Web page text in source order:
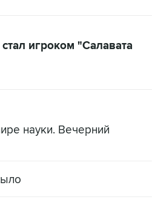
игроком "Салавата
науки. Вечерний